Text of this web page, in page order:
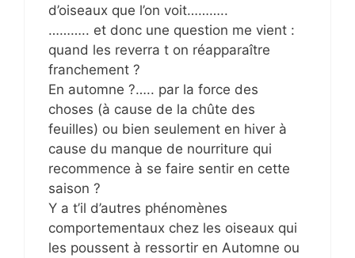
d’oiseaux que l’on voit………..
……….. et donc une question me vient :
quand les reverra t on réapparaître
franchement ?
En automne ?….. par la force des
choses (à cause de la chûte des
feuilles) ou bien seulement en hiver à
cause du manque de nourriture qui
recommence à se faire sentir en cette
saison ?
Y a t’il d’autres phénomènes
comportementaux chez les oiseaux qui
les poussent à ressortir en Automne ou